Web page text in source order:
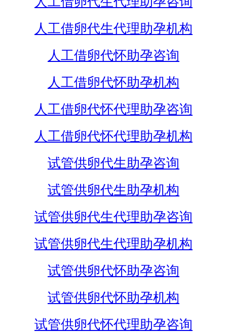
人工借卵代生代理助孕机构
人工借卵代怀助孕咨询
人工借卵代怀助孕机构
人工借卵代怀代理助孕咨询
人工借卵代怀代理助孕机构
试管供卵代生助孕咨询
试管供卵代生助孕机构
试管供卵代生代理助孕咨询
试管供卵代生代理助孕机构
试管供卵代怀助孕咨询
试管供卵代怀助孕机构
试管供卵代怀代理助孕咨询